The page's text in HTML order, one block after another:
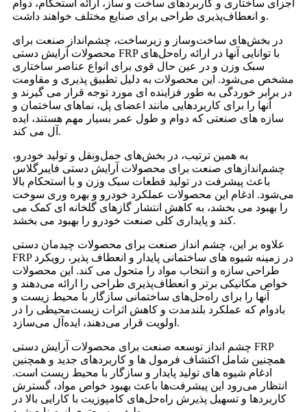
اجزای ساختاری و کاربردهای ساخت و ساز، ارائه استحکام، دوام
و انعطاف‌پذیری طراحی برای صنایع مختلف خواهند داشت.
در بخش‌های ساخت‌وساز و زیرساخت، چشم‌انداز صنعت برای
محصولات آرایش دستی FRP با توانایی آنها در ارائه راه‌حل‌های
سبک وزن و در عین حال قوی برای انواع عناصر ساختاری
مشخص می‌شود. این محصولات به دلیل تطبیق پذیری و مقاومت
در برابر خوردگی به طور فزاینده ای مورد توجه قرار می گیرند و
آنها را برای کاربردهایی مانند اعضای پل، نماهای ساختمان و
سازه های صنعتی که دوام و طول عمر بسیار مهم هستند، ایده
آل می کند.
به همین ترتیب، در بخش‌های حمل‌ونقل و تولید خودرو،
چشم‌اندازهای صنعت برای محصولات آرایش دستی فایبرگلاس
باعث پیشرفت در تولید قطعات سبک وزن و با استحکام بالا
می‌شود. ادغام این محصولات عملکرد خودرو و بهره وری سوخت
را بهبود می بخشد، به کاهش انتشار گازهای گلخانه ای کمک می
کند و پایداری کلی صنعت خودرو را بهبود می بخشد.
علاوه بر این، چشم انداز صنعت برای محصولات چیدمان دستی
FRP در زمینه شیوه های ساختمانی پایدار و انعطاف پذیر، رویکرد
طراحی سازه و انتخاب مواد را متحول می کند. این محصولات
خواص مکانیکی برتر و انعطاف‌پذیری طراحی را ارائه می‌دهند و
آنها را برای راه‌حل‌های ساختمانی سازگار با محیط زیست و
بادوام که عملکرد بلندمدت و کاهش اثرات زیست‌محیطی را در
اولویت قرار می‌دهند، ایده‌آل می‌سازد.
چشم انداز توسعه صنعت برای محصولات آرایش دستی FRP
همچنین شامل اکتشاف فرمول ها و کاربردهای جدید و همچنین
ادغام شیوه های تولید پایدار و سازگار با محیط زیست است.
انتظار می‌رود این پیشرفت‌ها باعث بهبود خواص مواد، گسترش
کاربردها و تسهیل پذیرش راه‌حل‌های کامپوزیت با کارایی بالا در